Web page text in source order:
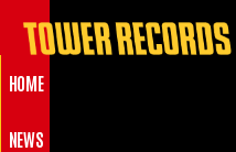
HOME
NEWS